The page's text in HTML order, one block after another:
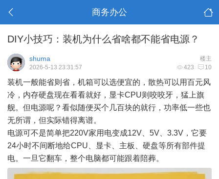
商务办公
DIY小技巧：装机为什么省啥都不能省电源？
楼主
shuma
423 10
2026-5-13 23:31:57
装机一般能省则省，机箱可以选便宜的，散热可以用百元风
冷，内存硬盘现在看看就好，显卡CPU则咬咬牙，猛上旗
舰。但电源呢？看似随便买个几百块的就行，功率低一些也
无所谓，但实际错得离谱。
电源可不是简单把220V家用电变成12V、5V、3.3V，它要
24小时不间断地给CPU、显卡、主板、硬盘等所有部件提
电。一旦它翻车，整个电脑都可能跟着陪葬。